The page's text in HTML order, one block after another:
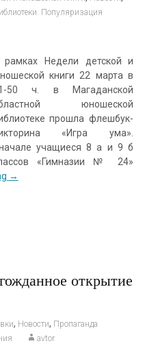
Популяризация
рамках Недели детской и
книги 22 марта в
50 ч. в Магаданской
юношеской
прошла флешбук-
«Игра ума».
учащиеся 8 а и 9 б
«Гимназии № 24»
→
открытие
, Новости, Пропаганда
avtor